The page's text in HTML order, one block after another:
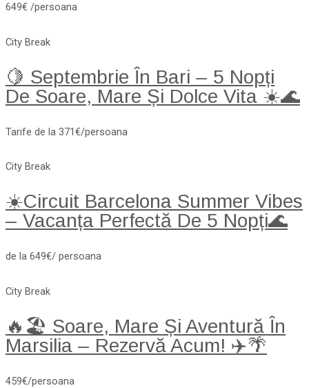
649€ /persoana
City Break
🍋 Septembrie În Bari – 5 Nopți
De Soare, Mare Și Dolce Vita ☀️🌊
Tarife de la 371€/persoana
City Break
☀️Circuit Barcelona Summer Vibes
– Vacanța Perfectă De 5 Nopți🌊
de la 649€/ persoana
City Break
🔥🏖️ Soare, Mare Și Aventură În
Marsilia – Rezervă Acum! ✈️🌴
459€/persoana